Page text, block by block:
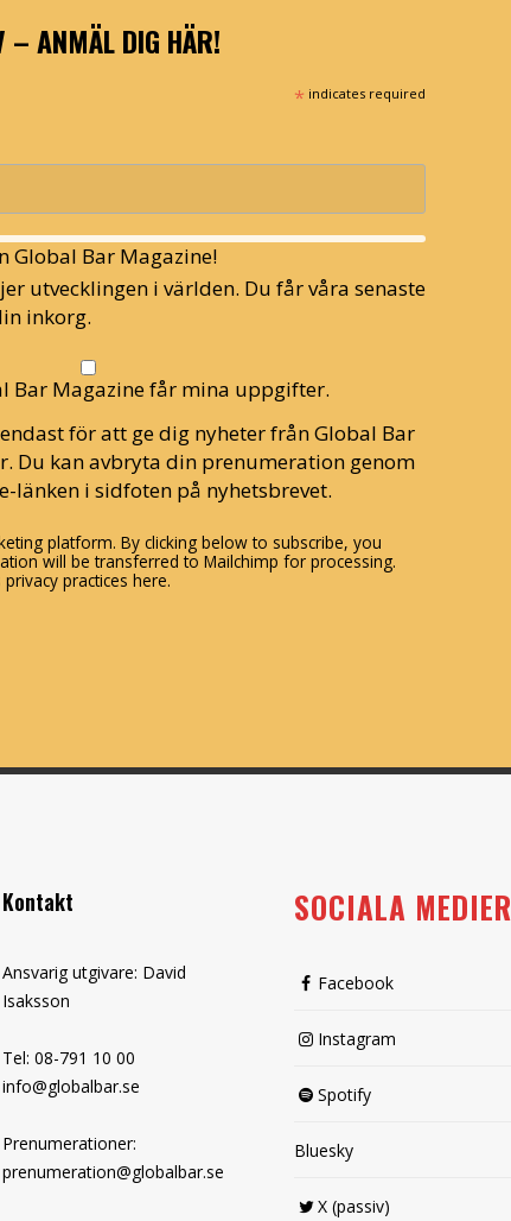
– ANMÄL DIG HÄR!
* indicates required
Global Bar Magazine!
utvecklingen i världen. Du får våra senaste
inkorg.
Bar Magazine får mina uppgifter.
för att ge dig nyheter från Global Bar
Du kan avbryta din prenumeration genom
länken i sidfoten på nyhetsbrevet.
platform. By clicking below to subscribe, you
will be transferred to Mailchimp for processing.
practices here.
Kontakt
Ansvarig utgivare: David
Isaksson
Tel: 08-791 10 00
info@globalbar.se
Prenumerationer:
prenumeration@globalbar.se
SOCIALA MEDIER
Facebook
Instagram
Spotify
Bluesky
X (passiv)